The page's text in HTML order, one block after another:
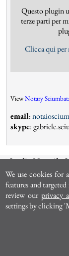
We use cookies for
features and
review ourprivacy
settings by clicking
Questo plugin
terze parti per
Clicca qui per
ViewNotary
email:
skype:
Studio Notarile
Roma |Via
n
© 2026 Copyright Studio
Privacy- Gestisci Cookie-